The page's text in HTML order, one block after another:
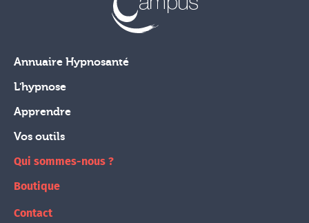
Annuaire Hypnosanté
L'hypnose
Apprendre
Vos outils
Qui sommes-nous ?
Boutique
Contact